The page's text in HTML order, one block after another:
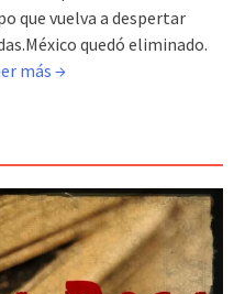
que vuelva a despertar
quedó eliminado.
más →